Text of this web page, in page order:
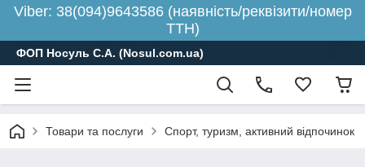
Viber: 38(094)9643586 (наявність/реквізити/номер
ТТН)
ФОП Носуль С.А. (Nosul.com.ua)
Товари та послуги Спорт, туризм, активний відпочинок